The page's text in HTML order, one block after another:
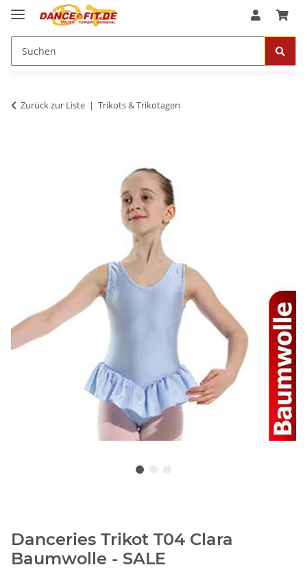
Zurück zur Liste Trikots & Trikotagen
Danceries Trikot T04 Clara
Baumwolle - SALE